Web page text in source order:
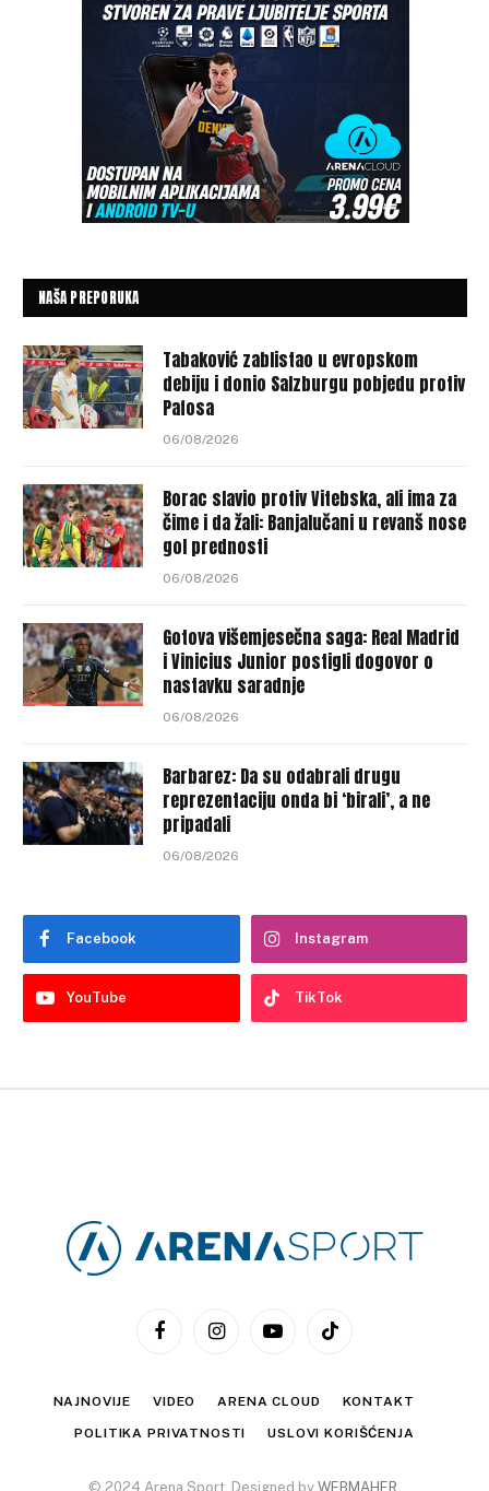
NAŠA PREPORUKA
Tabaković zablistao u evropskom
debiju i donio Salzburgu pobjedu protiv
Pafosa
06/08/2026
Borac slavio protiv Vitebska, ali ima za
čime i da žali: Banjalučani u revanš nose
gol prednosti
06/08/2026
Gotova višemjesečna saga: Real Madrid
i Vinicius Junior postigli dogovor o
nastavku saradnje
06/08/2026
Barbarez: Da su odabrali drugu
reprezentaciju onda bi ‘birali’, a ne
pripadali
06/08/2026
Facebook Instagram
YouTube TikTok
FacebookInstagramYouTubeTikTok
NAJNOVIJE VIDEO ARENA CLOUD KONTAKT
POLITIKA PRIVATNOSTI USLOVI KORIŠĆENJA
© 2024 Arena Sport. Designed by WEBMAHER